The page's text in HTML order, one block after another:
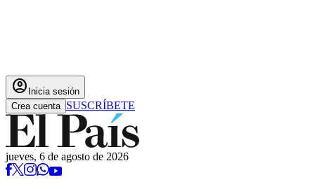
account_circle Inicia sesión
Crea cuenta SUSCRÍBETE
jueves, 6 de agosto de 2026